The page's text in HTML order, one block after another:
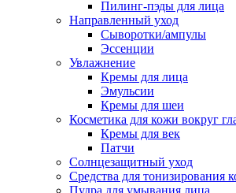
Пилинг-пэды для лица
Направленный уход
Сыворотки/ампулы
Эссенции
Увлажнение
Кремы для лица
Эмульсии
Кремы для шеи
Косметика для кожи вокруг
Кремы для век
Патчи
Солнцезащитный уход
Средства для тонизирования
Пудра для умывания лица